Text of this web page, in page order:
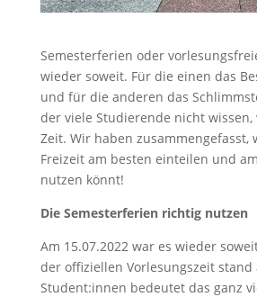
Semesterferien oder
wieder soweit. Für die einen das
und für die anderen das
der viele Studierende nicht
Zeit. Wir haben zusammengefasst,
Freizeit am besten einteilen und
nutzen könnt!
Die Semesterferien richtig nutzen
Am 15.07.2022 war es wieder
der offiziellen Vorlesungszeit stand
Student:innen bedeutet das ganz